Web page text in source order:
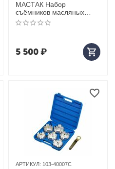
МАСТАК Набор
съёмников масляных
фильтров, 15 предметов
5 500₽
АРТИКУЛ: 103-40007C